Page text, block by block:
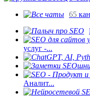
65
услуг -...
Аналит...